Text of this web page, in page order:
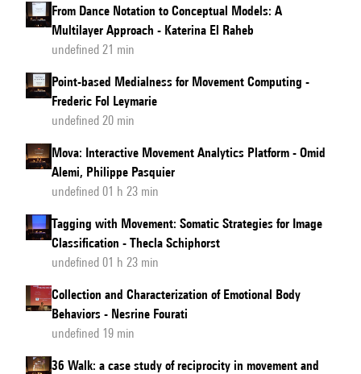
From Dance Notation to Conceptual Models: A
Multilayer Approach - Katerina El Raheb
undefined 21 min
Point-based Medialness for Movement Computing -
Frederic Fol Leymarie
undefined 20 min
Mova: Interactive Movement Analytics Platform - Omid
Alemi, Philippe Pasquier
undefined 01 h 23 min
Tagging with Movement: Somatic Strategies for Image
Classification - Thecla Schiphorst
undefined 01 h 23 min
Collection and Characterization of Emotional Body
Behaviors - Nesrine Fourati
undefined 19 min
36 Walk: a case study of reciprocity in movement and